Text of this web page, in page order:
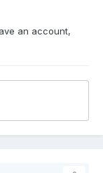
an account,